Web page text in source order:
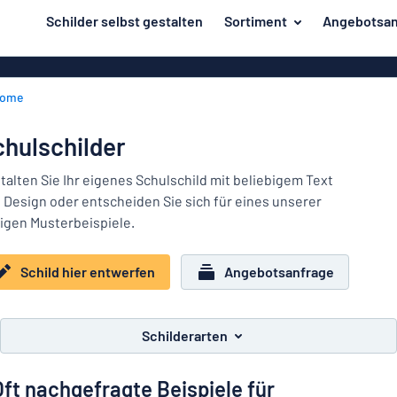
springen
Schilder selbst gestalten Sortiment
Branche
Haus und Heim
Büro und Arbeitsplatz
Aufkleber
Namensschilder
Kennzeichnung
Alle Kategorien anzeigen
Unsere
Bestseller
Herstellung
und
Arbeitsplatz
entwerfen
Sie Ihr eigenes Schulschild mit beliebigem Text
Design oder entscheiden Sie sich für eines unserer
Musterbeispiele.
Schild hier entwerfen Angebotsanfrage
Schilderarten
nachgefragte Beispiele für